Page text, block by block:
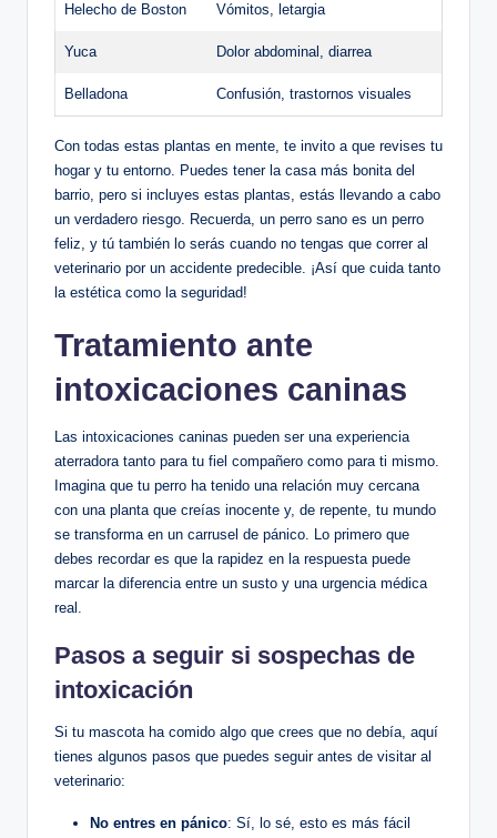
Helecho de Boston Vómitos, letargia
Yuca Dolor abdominal,⁤ diarrea
Belladona Confusión, ⁣trastornos visuales
Con ⁤todas⁤ estas plantas‌ en⁣ mente, te⁢ invito a ‍que revises tu
hogar ⁢y tu ⁣entorno. Puedes ​tener la ‍casa ​más​ bonita del
barrio, pero si incluyes estas plantas, estás llevando a cabo
un verdadero riesgo. Recuerda, un perro ​sano es un perro
feliz,⁢ y⁢ tú⁣ también⁢ lo⁣ serás⁢ cuando‌ no ⁣tengas que correr al
veterinario por​ un accidente predecible. ¡Así que⁤ cuida tanto
la estética como la seguridad!
Tratamiento ante​
intoxicaciones‍ caninas
Las‍ intoxicaciones caninas pueden ‌ser una⁣ experiencia
aterradora tanto ⁤para tu fiel compañero como para ti mismo.
Imagina⁤ que tu ⁣perro​ ha tenido una relación muy⁤ cercana
con una planta que creías inocente⁢ y, de repente, tu mundo⁢
se transforma en ⁣un carrusel de​ pánico. Lo primero ⁣que
debes​ recordar⁢ es que la ⁣rapidez en la respuesta puede
marcar la diferencia entre un susto ​y una urgencia médica
real.
Pasos a ​seguir si sospechas ‌de
intoxicación
Si ⁤tu ⁣mascota ha⁤ comido algo que‌ crees ⁢que⁣ no⁣ debía,‌ aquí
tienes algunos pasos ​que puedes seguir antes de visitar al⁣
veterinario:
No entres ‍en pánico: Sí, lo sé, esto es más fácil